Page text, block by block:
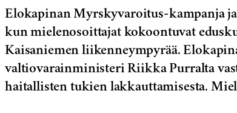
Elokapinan Myrskyvaroitus-kampanja
kun mielenosoittajat kokoontuvat
Kaisaniemen liikenneympyrää.
valtiovarainministeri Riikka Purralta
haitallisten tukien lakkauttamisesta.